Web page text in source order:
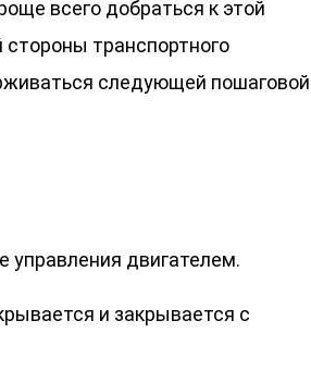
всего добраться к этой
стороны транспортного
следующей пошаговой
управления двигателем.
и закрывается с